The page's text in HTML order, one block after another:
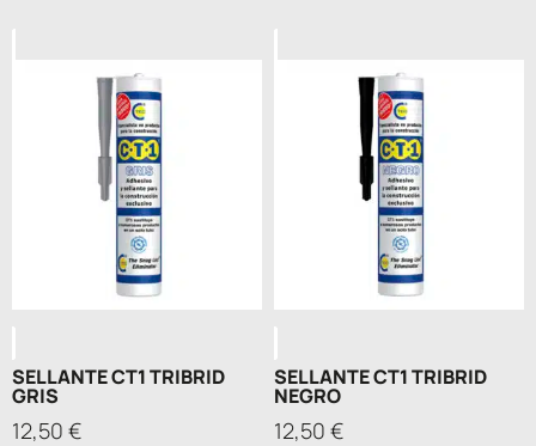
SELLANTE CT1 TRIBRID
GRIS
12,50 €
SELLANTE CT1 TRIBRID
NEGRO
12,50 €